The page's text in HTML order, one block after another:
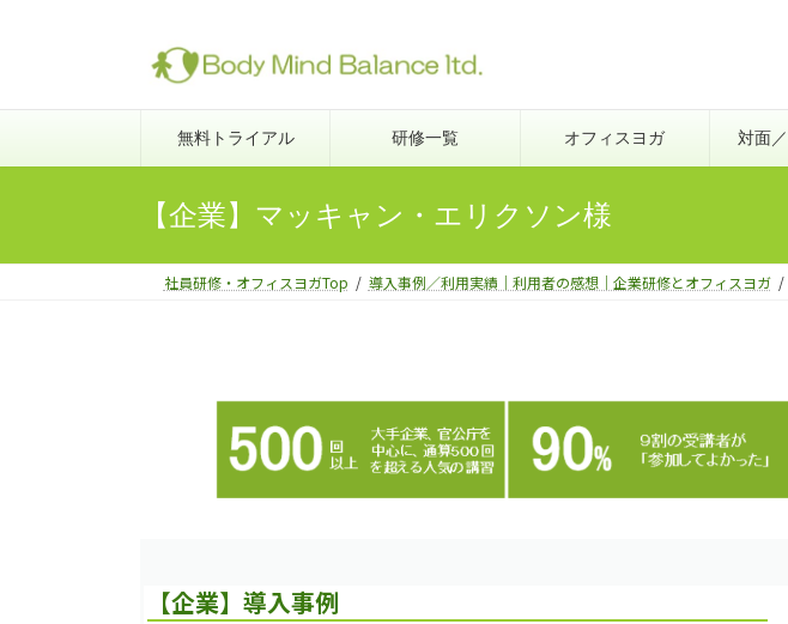
プ
動
無料トライアル 研修一覧 オフィスヨガ 対面
【企業】マッキャン・エリクソン様
社員研修・オフィスヨガTop 導入事例／利用実績｜利用者の感想｜企業研修とオフィスヨガ
【企業】導入事例